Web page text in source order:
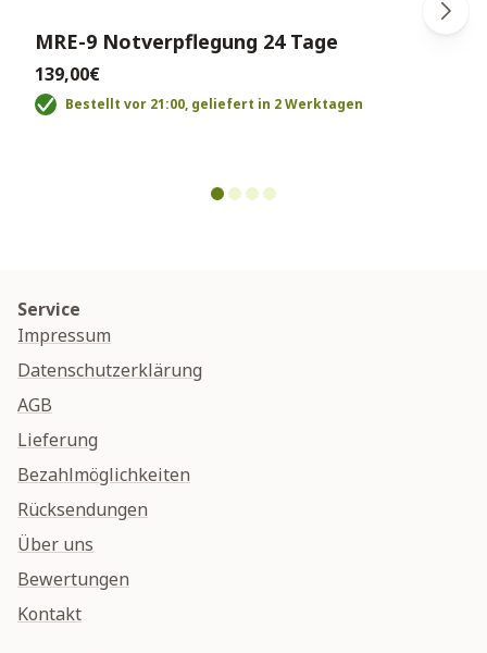
MRE-9 Notverpflegung 24 Tage
139,00€
Bestellt vor 21:00, geliefert in 2 Werktagen
Service
Impressum
Datenschutzerklärung
AGB
Lieferung
Bezahlmöglichkeiten
Rücksendungen
Über uns
Bewertungen
Kontakt